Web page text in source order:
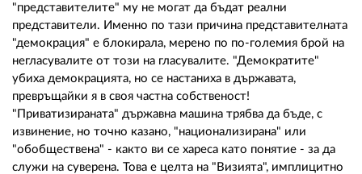
"представителите" му не могат да бъдат реални
представители. Именно по тази причина представителната
"демокрация" е блокирала, мерено по по-големия брой на
негласувалите от този на гласувалите. "Демократите"
убиха демокрацията, но се настаниха в държавата,
превръщайки я в своя частна собственост!
"Приватизираната" държавна машина трябва да бъде, с
извинение, но точно казано, "национализирана" или
"обобществена" - както ви се хареса като понятие - за да
служи на суверена. Това е целта на "Визията", имплицитно